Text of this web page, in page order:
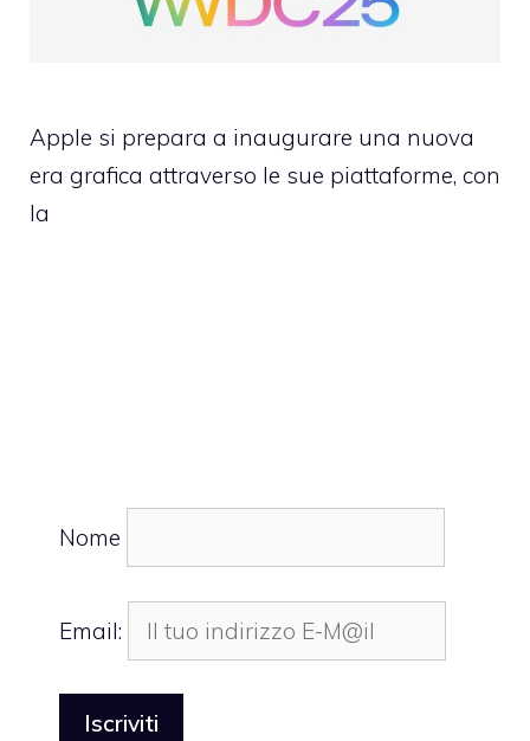
Apple si prepara a inaugurare una nuova
era grafica attraverso le sue piattaforme, con
la
Nome
Email: